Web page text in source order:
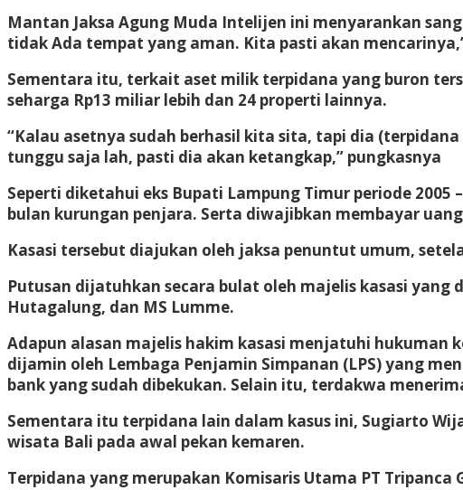
Mantan Jaksa Agung Muda Intelijen ini menyarankan
tidak Ada tempat yang aman. Kita pasti akan
Sementara itu, terkait aset milik terpidana yang buron
seharga Rp13 miliar lebih dan 24 properti lainnya.
“Kalau asetnya sudah berhasil kita sita, tapi dia
tunggu saja lah, pasti dia akan ketangkap,” pungkasnya
Seperti diketahui eks Bupati Lampung Timur periode 2005
bulan kurungan penjara. Serta diwajibkan membayar uang
Kasasi tersebut diajukan oleh jaksa penuntut umum,
Putusan dijatuhkan secara bulat oleh majelis kasasi
Hutagalung, dan MS Lumme.
Adapun alasan majelis hakim kasasi menjatuhi hukuman
dijamin oleh Lembaga Penjamin Simpanan (LPS) yang
bank yang sudah dibekukan. Selain itu, terdakwa
Sementara itu terpidana lain dalam kasus ini, Sugiarto
wisata Bali pada awal pekan kemaren.
Terpidana yang merupakan Komisaris Utama PT